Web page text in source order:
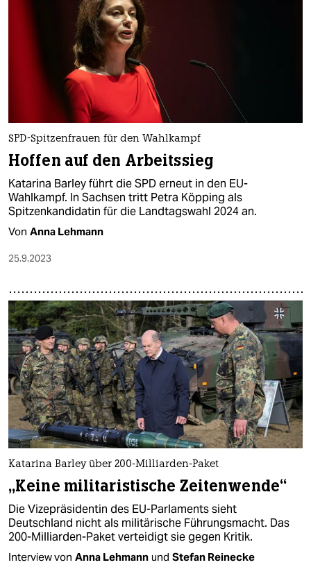
SPD-Spitzenfrauen für den Wahlkampf
Hoffen auf den Arbeitssieg
Katarina Barley führt die SPD erneut in den EU-
Wahlkampf. In Sachsen tritt Petra Köpping als
Spitzenkandidatin für die Landtagswahl 2024 an.
Von Anna Lehmann
25.9.2023
Katarina Barley über 200-Milliarden-Paket
„Keine militaristische Zeitenwende“
Die Vizepräsidentin des EU-Parlaments sieht
Deutschland nicht als militärische Führungsmacht. Das
200-Milliarden-Paket verteidigt sie gegen Kritik.
Interview von Anna Lehmann und Stefan Reinecke